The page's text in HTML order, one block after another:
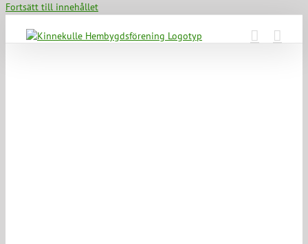
Fortsätt till innehållet